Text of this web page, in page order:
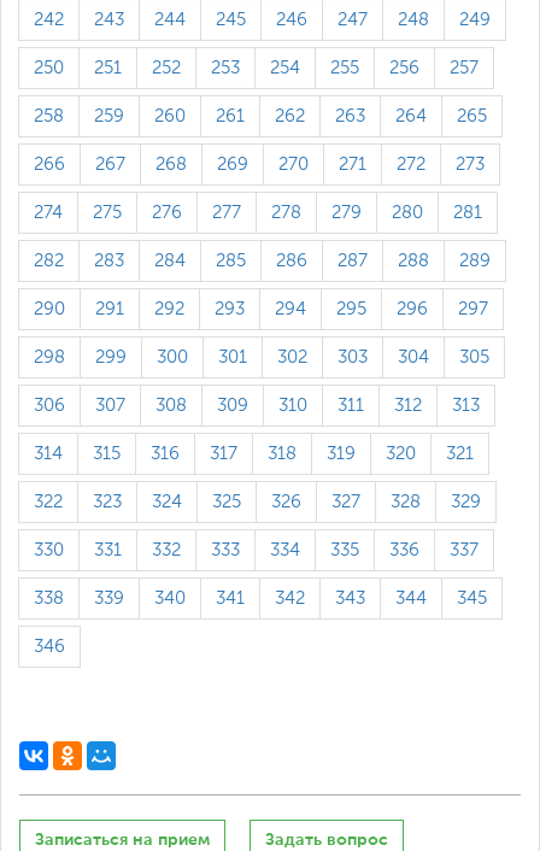
242 243 244 245 246 247 248 249
250 251 252 253 254 255 256 257
258 259 260 261 262 263 264 265
266 267 268 269 270 271 272 273
274 275 276 277 278 279 280 281
282 283 284 285 286 287 288 289
290 291 292 293 294 295 296 297
298 299 300 301 302 303 304 305
306 307 308 309 310 311 312 313
314 315 316 317 318 319 320 321
322 323 324 325 326 327 328 329
330 331 332 333 334 335 336 337
338 339 340 341 342 343 344 345
346
Записаться на прием Задать вопрос